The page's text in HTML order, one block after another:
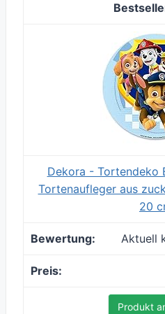
Dekora - Tortendeko
Tortenaufleger aus
20
Aktuell
Produkt